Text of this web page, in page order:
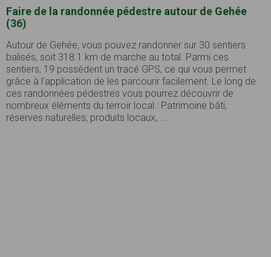
Faire de la randonnée pédestre autour de Gehée
(36)
Autour de Gehée, vous pouvez randonner sur 30 sentiers
balisés, soit 318.1 km de marche au total. Parmi ces
sentiers, 19 possèdent un tracé GPS, ce qui vous permet
grâce à l'application de les parcourir facilement. Le long de
ces randonnées pédestres vous pourrez découvrir de
nombreux éléments du terroir local : Patrimoine bâti,
réserves naturelles, produits locaux, ...